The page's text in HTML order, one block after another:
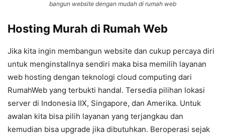
bangun website dengan mudah di rumah web
Hosting Murah di Rumah Web
Jika kita ingin membangun website dan cukup percaya diri
untuk menginstallnya sendiri maka bisa memilih layanan
web hosting dengan teknologi cloud computing dari
RumahWeb yang terbukti handal. Tersedia pilihan lokasi
server di Indonesia IIX, Singapore, dan Amerika. Untuk
awalan kita bisa pilih layanan yang terjangkau dan
kemudian bisa upgrade jika dibutuhkan. Beroperasi sejak